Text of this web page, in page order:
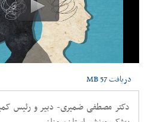
دریافت57 MB
دکتر مصطفی ضمیری- دبیر و رئیس